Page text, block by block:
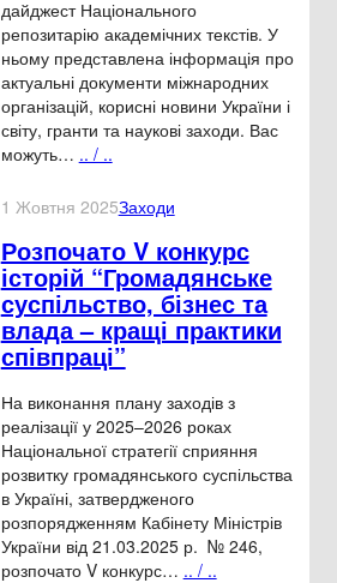
дайджест Національного
репозитарію академічних текстів. У
ньому представлена інформація про
актуальні документи міжнародних
організацій, корисні новини України і
світу, гранти та наукові заходи. Вас
можуть… .. / ..
1 Жовтня 2025Заходи
Розпочато V конкурс
історій “Громадянське
суспільство, бізнес та
влада – кращі практики
співпраці”
На виконання плану заходів з
реалізації у 2025–2026 роках
Національної стратегії сприяння
розвитку громадянського суспільства
в Україні, затвердженого
розпорядженням Кабінету Міністрів
України від 21.03.2025 р. № 246,
розпочато V конкурс… .. / ..